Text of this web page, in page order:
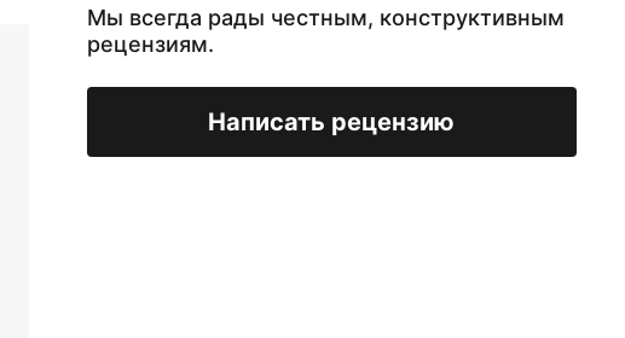
Мы всегда рады честным, конструктивным
рецензиям.
Написать рецензию